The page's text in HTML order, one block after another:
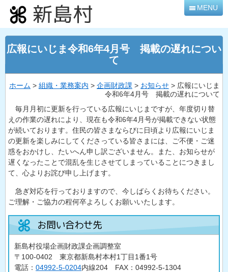
本
文
へ
移
動
MENU
広報にいじま令和6年4月号 掲載の遅れについ
て
ホーム > 組織・業務案内 > 企画財政課 > お知らせ > 広報にいじま
令和6年4月号 掲載の遅れについて
毎月月初に更新を行っている広報にいじまですが、年度切り替
えの作業の遅れにより、現在も令和6年4月号が掲載できない状態
が続いております。住民の皆さまならびに日頃より広報にいじま
の更新を楽しみにしてくださっている皆さまには、ご不便・ご迷
惑をおかけし、たいへん申し訳ございません。また、お知らせが
遅くなったことで混乱を生じさせてしまっていることにつきまし
て、心よりお詫び申し上げます。
急ぎ対応を行っておりますので、今しばらくお待ちください。
ご理解・ご協力の程何卒よろしくお願いいたします。
新島村役場企画財政課企画調整室
〒100-0402 東京都新島村本村1丁目1番1号
電話： 04992-5-0204内線204 FAX：04992-5-1304